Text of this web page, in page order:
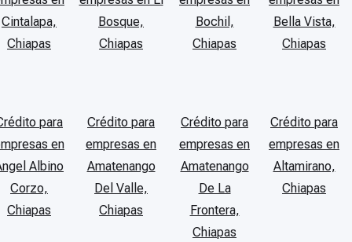
Cintalapa,
Chiapas
Bosque,
Chiapas
Bochil,
Chiapas
Bella Vista,
Chiapas
para
en
Albino
Corzo,
Chiapas
Crédito para
empresas en
Amatenango
Del Valle,
Chiapas
Crédito para
empresas en
Amatenango
De La
Frontera,
Chiapas
Crédito para
empresas en
Altamirano,
Chiapas